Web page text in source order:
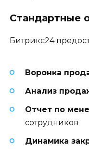
Стандартные
Битрикс24
Воронка
Анализ
Отчет по
сотрудников
Динамика